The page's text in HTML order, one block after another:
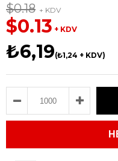
$0.18 + KDV
$0.13 + KDV
₺6,19(₺1,24 + KDV)